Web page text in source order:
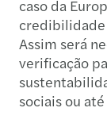
caso da
credibilidade
Assim será
verificação
sociais ou